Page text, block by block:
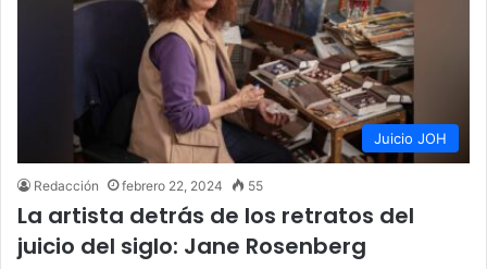
Juicio JOH
Redacción febrero 22, 2024 55
La artista detrás de los retratos del
juicio del siglo: Jane Rosenberg